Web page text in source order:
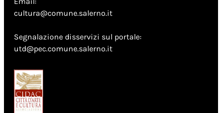
cultura@comune.salerno.it
Segnalazione disservizi sul portale:
utd@pec.comune.salerno.it